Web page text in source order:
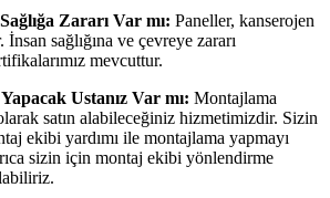
Zararı Var mı: Paneller, kanserojen
sağlığına ve çevreye zararı
mevcuttur.
Ustanız Var mı: Montajlama
satın alabileceğiniz hizmetimizdir. Sizin
ekibi yardımı ile montajlama yapmayı
sizin için montaj ekibi yönlendirme